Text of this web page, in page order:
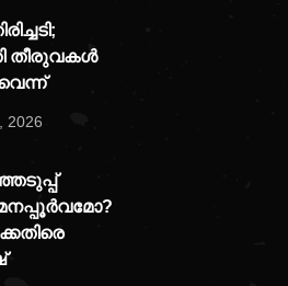
തീരുവകൾ
2026